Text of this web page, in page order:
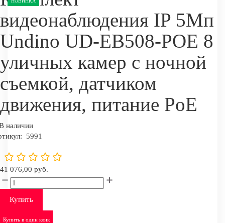
видеонаблюдения IP 5Мп
Undino UD-EB508-POE 8
уличных камер с ночной
съемкой, датчиком
движения, питание PoE
наличии
5991
41 076,00 руб.
Купить
Купить в один клик